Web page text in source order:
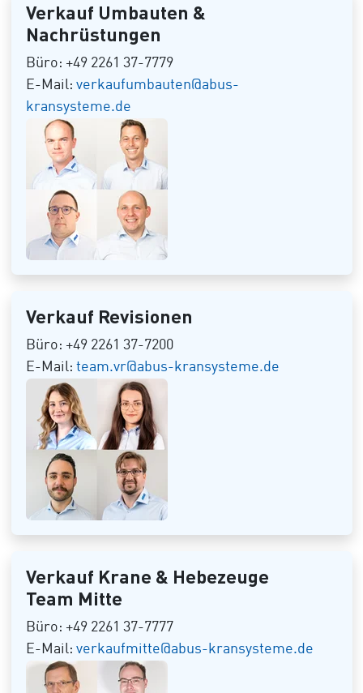
Verkauf Umbauten &
Nachrüstungen
Büro: +49 2261 37-7779
E-Mail: verkaufumbauten@abus-
kransysteme.de
Verkauf Revisionen
Büro: +49 2261 37-7200
E-Mail: team.vr@abus-kransysteme.de
Verkauf Krane & Hebezeuge
Team Mitte
Büro: +49 2261 37-7777
E-Mail: verkaufmitte@abus-kransysteme.de